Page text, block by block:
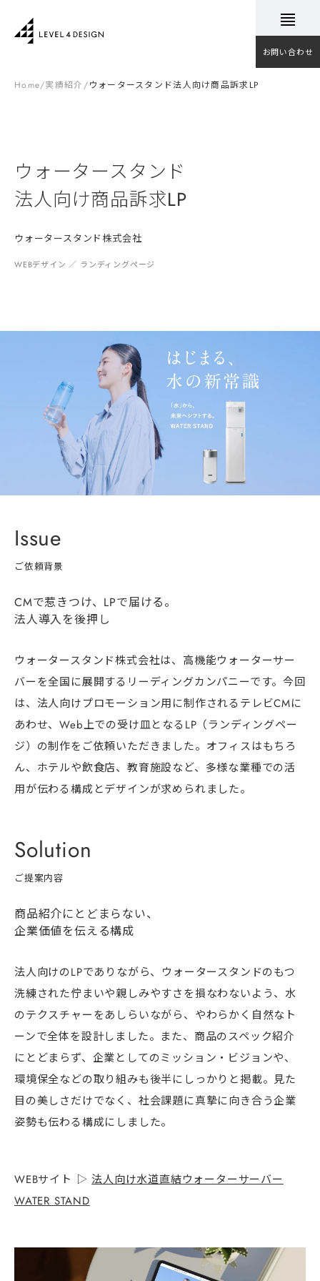
お問い合わせ
Home/実績紹介 /ウォータースタンド法人向け商品訴求LP
ウォータースタンド
法人向け商品訴求LP
ウォータースタンド株式会社
WEBデザイン ／ ランディングページ
Issue
ご依頼背景
CMで惹きつけ、LPで届ける。
法人導入を後押し
ウォータースタンド株式会社は、高機能ウォーターサー
バーを全国に展開するリーディングカンパニーです。今回
は、法人向けプロモーション用に制作されるテレビCMに
あわせ、Web上での受け皿となるLP（ランディングペー
ジ）の制作をご依頼いただきました。オフィスはもちろ
ん、ホテルや飲食店、教育施設など、多様な業種での活
用が伝わる構成とデザインが求められました。
Solution
ご提案内容
商品紹介にとどまらない、
企業価値を伝える構成
法人向けのLPでありながら、ウォータースタンドのもつ
洗練された佇まいや親しみやすさを損なわないよう、水
のテクスチャーをあしらいながら、やわらかく自然なト
ーンで全体を設計しました。また、商品のスペック紹介
にとどまらず、企業としてのミッション・ビジョンや、
環境保全などの取り組みも後半にしっかりと掲載。見た
目の美しさだけでなく、社会課題に真摯に向き合う企業
姿勢も伝わる構成にしました。
WEBサイト ▷法人向け水道直結ウォーターサーバー
WATER STAND